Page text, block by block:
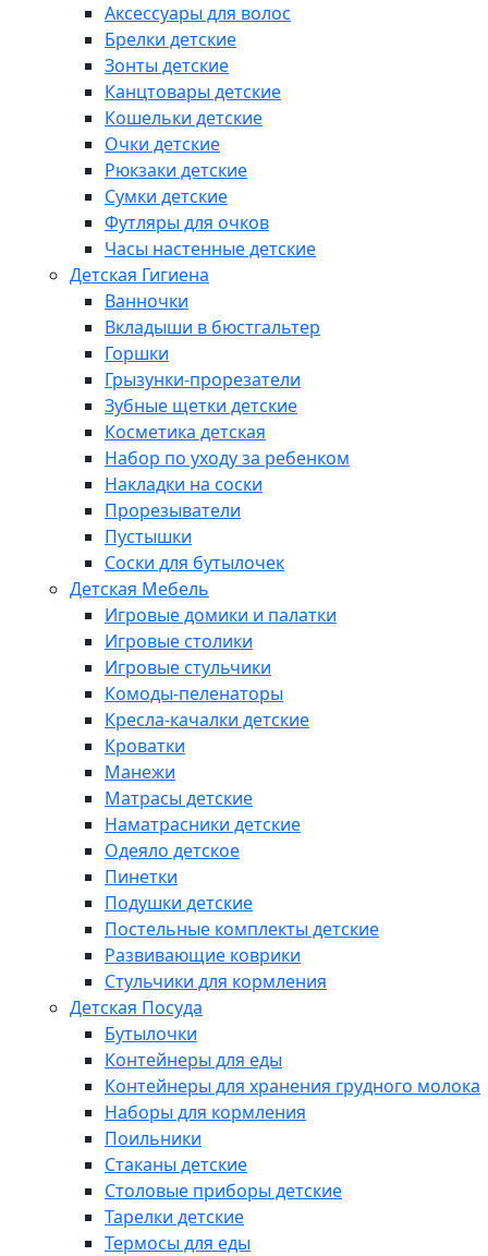
Аксессуары для волос
Брелки детские
Зонты детские
Канцтовары детские
Кошельки детские
Очки детские
Рюкзаки детские
Сумки детские
Футляры для очков
Часы настенные детские
Детская Гигиена
Ванночки
Вкладыши в бюстгальтер
Горшки
Грызунки-прорезатели
Зубные щетки детские
Косметика детская
Набор по уходу за ребенком
Накладки на соски
Прорезыватели
Пустышки
Соски для бутылочек
Детская Мебель
Игровые домики и палатки
Игровые столики
Игровые стульчики
Комоды-пеленаторы
Кресла-качалки детские
Кроватки
Манежи
Матрасы детские
Наматрасники детские
Одеяло детское
Пинетки
Подушки детские
Постельные комплекты детские
Развивающие коврики
Стульчики для кормления
Детская Посуда
Бутылочки
Контейнеры для еды
Контейнеры для хранения грудного молока
Наборы для кормления
Поильники
Стаканы детские
Столовые приборы детские
Тарелки детские
Термосы для еды